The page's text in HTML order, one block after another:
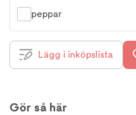
peppar
Lägg i inköpslista
Gör så här